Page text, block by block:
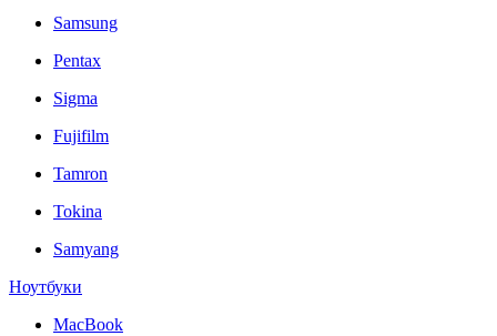
Samsung
Pentax
Sigma
Fujifilm
Tamron
Tokina
Samyang
Ноутбуки
MacBook